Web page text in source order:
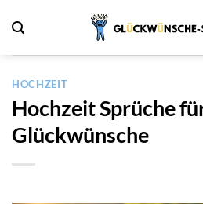
Inhalt
springen
HOCHZEIT
Hochzeit Sprüche
Glückwünsche